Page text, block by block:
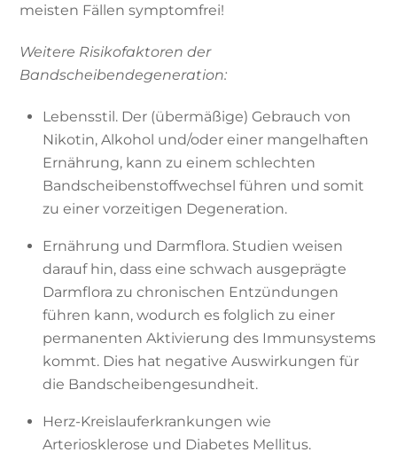
meisten Fällen symptomfrei!
Weitere Risikofaktoren der
Bandscheibendegeneration:
Lebensstil. Der (übermäßige) Gebrauch von
Nikotin, Alkohol und/oder einer mangelhaften
Ernährung, kann zu einem schlechten
Bandscheibenstoffwechsel führen und somit
zu einer vorzeitigen Degeneration.
Ernährung und Darmflora. Studien weisen
darauf hin, dass eine schwach ausgeprägte
Darmflora zu chronischen Entzündungen
führen kann, wodurch es folglich zu einer
permanenten Aktivierung des Immunsystems
kommt. Dies hat negative Auswirkungen für
die Bandscheibengesundheit.
Herz-Kreislauferkrankungen wie
Arteriosklerose und Diabetes Mellitus.